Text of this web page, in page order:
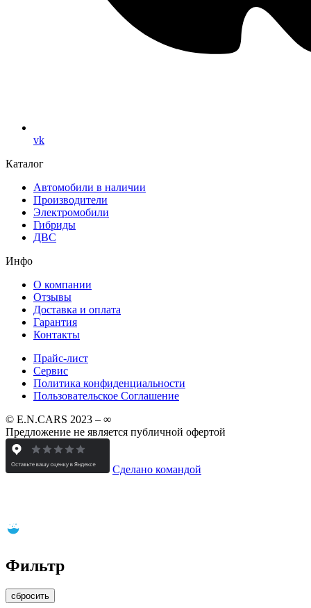
vk
Каталог
Автомобили в наличии
Производители
Электромобили
Гибриды
ДВС
Инфо
О компании
Отзывы
Доставка и оплата
Гарантия
Контакты
Прайс-лист
Сервис
Политика конфиденциальности
Пользовательское Соглашение
© E.N.CARS 2023 – ∞
Предложение не является публичной офертой
Сделано командой
Фильтр
сбросить